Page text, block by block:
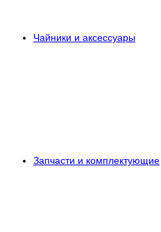
Чайники и аксессуары
Запчасти и комплектующие